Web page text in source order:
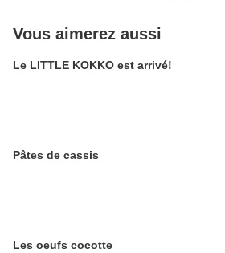
Vous aimerez aussi
Le LITTLE KOKKO est arrivé!
Pâtes de cassis
Les oeufs cocotte